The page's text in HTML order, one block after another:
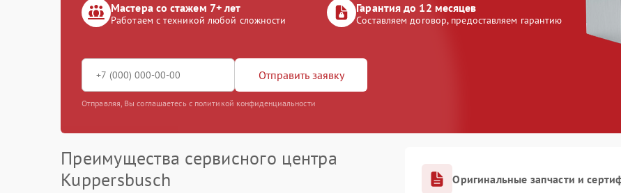
Мастера со стажем 7+ лет
Работаем с техникой любой сложности
Гарантия до 12 месяцев
Составляем договор, предоставляем гарантию
Отправить заявку
Отправляя, Вы соглашаетесь с политикой конфиденциальности
Преимущества сервисного центра
Kuppersbusch
Оригинальные запчасти и